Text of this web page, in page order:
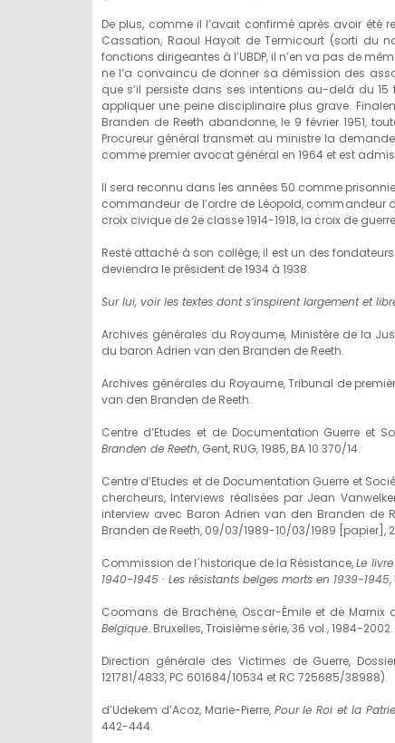
De plus, comme il l’avait confirmé après avoir été
Cassation, Raoul Hayoit de Termicourt (sorti du
fonctions dirigeantes à l’UBDP, il n’en va pas de
ne l’a convaincu de donner sa démission des
que s’il persiste dans ses intentions au-delà du
appliquer une peine disciplinaire plus grave.
Branden de Reeth abandonne, le 9 février 1951,
Procureur général transmet au ministre la
comme premier avocat général en 1964 et est
Il sera reconnu dans les années 50 comme
commandeur de l’ordre de Léopold, commandeur
croix civique de 2e classe 1914-1918, la croix de
Resté attaché à son collège, il est un des
deviendra le président de 1934 à 1938.
Sur lui, voir les textes dont s’inspirent largement et
Archives générales du Royaume, Ministère de la
du baron Adrien van den Branden de Reeth.
Archives générales du Royaume, Tribunal de
van den Branden de Reeth.
Centre d’Etudes et de Documentation Guerre et
Branden de Reeth, Gent, RUG, 1985, BA 10.370/14.
Centre d’Etudes et de Documentation Guerre et
chercheurs, Interviews réalisées par Jean
interview avec Baron Adrien van den Branden de
Branden de Reeth, 09/03/1989-10/03/1989 [papier],
Commission de l´historique de la Résistance,Le
1940-1945 · Les résistants belges morts en 1939-1945
Coomans de Brachène, Oscar-Émile et de Marnix
Belgique. Bruxelles, Troisième série, 36 vol., 1984-2002.
Direction générale des Victimes de Guerre,
121781/4833, PC 601684/10534 et RC 725685/38988).
d’Udekem d’Acoz, Marie-Pierre, Pour le Roi et la
442-444.